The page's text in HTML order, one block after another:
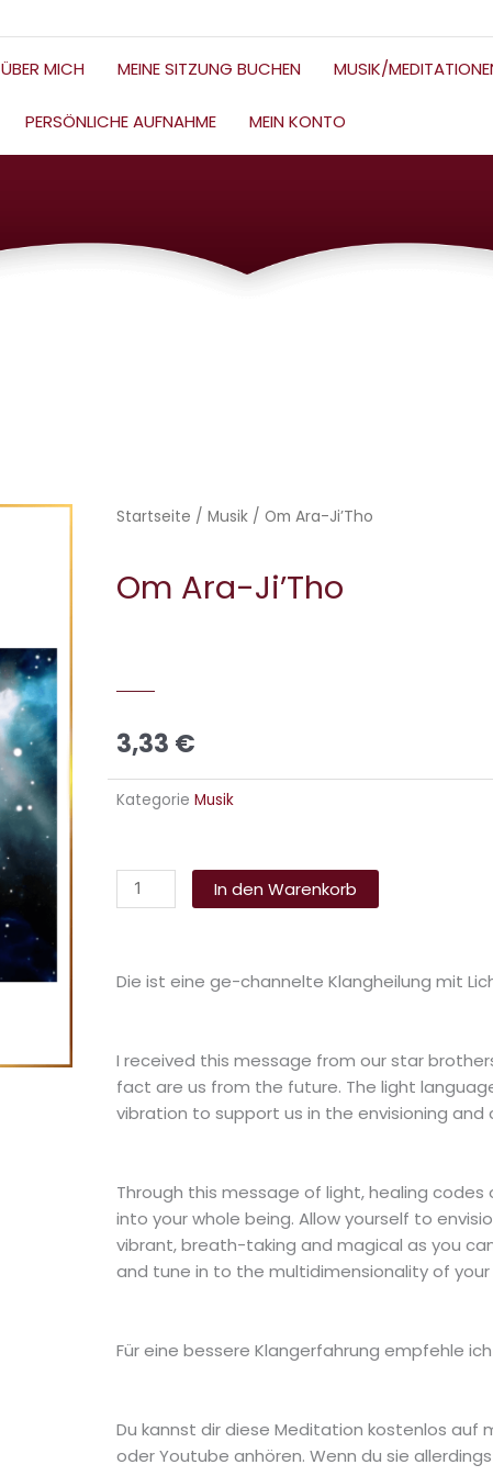
ÜBER MICH MEINE SITZUNG BUCHEN MUSIK/
PERSÖNLICHE AUFNAHME MEIN KONTO
Startseite / Musik / Om Ara-Ji’Tho
Om Ara-Ji’Tho
3,33 €
Kategorie Musik
Ara-
Ji'Tho
In den Warenkorb
Die ist eine ge-channelte Klangheilung mit
I received this message from our star
fact are us from the future. The light
vibration to support us in the envisioning
Through this message of light, healing
into your whole being. Allow yourself to
vibrant, breath-taking and magical as you
and tune in to the multidimensionality of your
Für eine bessere Klangerfahrung empfehle
Du kannst dir diese Meditation kostenlos auf
oder Youtube anhören. Wenn du sie